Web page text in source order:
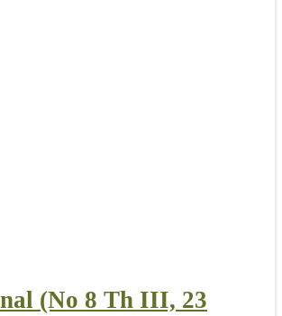
(No 8 Th III, 23